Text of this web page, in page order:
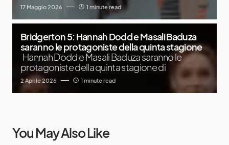
17 Maggio 2026 1 minute read
Bridgerton 5: Hannah Dodd e Masali Baduza
saranno le protagoniste della quinta stagione
Hannah Dodd e Masali Baduza saranno le
protagoniste della quinta stagione di
2 Aprile 2026 1 minute read
You May Also Like